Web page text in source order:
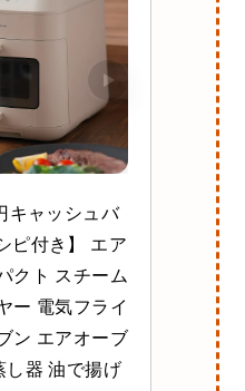
キャッシュバ
ピ付き】 エア
クト スチーム
ー 電気フライ
ン エアオーブ
し器 油で揚げ